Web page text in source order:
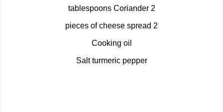
2 tablespoons Coriander
2 pieces of cheese spread
Cooking oil
Salt turmeric pepper